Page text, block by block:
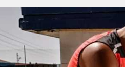
دوري أبطال أوروبا
القسم الثاني
رياضات أخرى
آسيا
أمريكا
ركن الألعاب